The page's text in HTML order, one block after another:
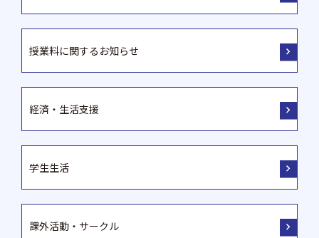
授業料に関するお知らせ
経済・生活支援
学生生活
課外活動・サークル